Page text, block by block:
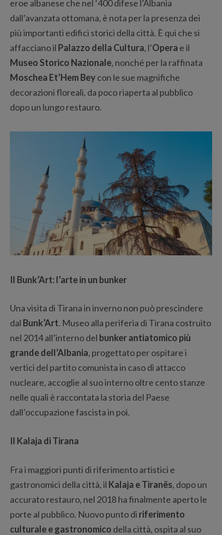
eroe albanese che nel ‘400 difese l’Albania
dall’avanzata ottomana, è nota per la presenza dei
più importanti edifici storici della città. È qui che si
affacciano il Palazzo della Cultura, l’Opera e il
Museo Storico Nazionale, nonché per la raffinata
Moschea Et’Hem Beycon le sue magnifiche
decorazioni floreali, da poco riaperta al pubblico
dopo un lungo restauro.
Il Bunk’Art: l’arte in un bunker
Una visita di Tirana in inverno non può prescindere
dal Bunk’Art. Museo alla periferia di Tirana costruito
nel 2014 all’interno del bunker antiatomico più
grande dell’Albania, progettato per ospitare i
vertici del partito comunista in caso di attacco
nucleare, accoglie al suo interno oltre cento stanze
nelle quali è raccontata la storia del Paese
dall’occupazione fascista in poi.
Il Kalaja di Tirana
Fra i maggiori punti di riferimento artistici e
gastronomici della città, il Kalaja e Tiranës, dopo un
accurato restauro, nel 2018 ha finalmente aperto le
porte al pubblico. Nuovo punto di riferimento
culturale e gastronomico della città, ospita al suo